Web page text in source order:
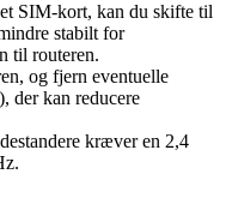
SIM-kort, kan du skifte til
stabilt for
til routeren.
og fjern eventuelle
der kan reducere
kræver en 2,4